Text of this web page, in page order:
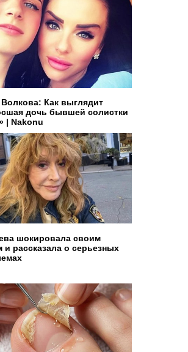
Как выглядит
дочь бывшей солистки
| Nakonu
шокировала своим
и рассказала о серьезных